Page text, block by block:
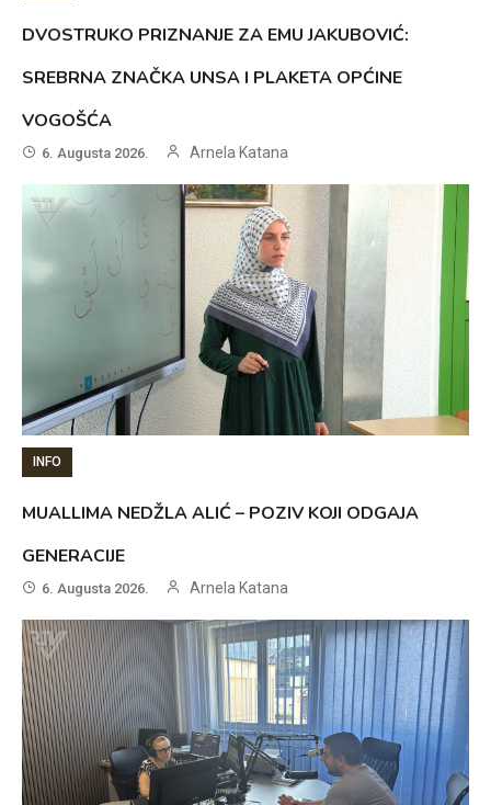
DVOSTRUKO PRIZNANJE ZA EMU JAKUBOVIĆ:
SREBRNA ZNAČKA UNSA I PLAKETA OPĆINE
VOGOŠĆA
6. Augusta 2026. Arnela Katana
INFO
MUALLIMA NEDŽLA ALIĆ – POZIV KOJI ODGAJA
GENERACIJE
6. Augusta 2026. Arnela Katana